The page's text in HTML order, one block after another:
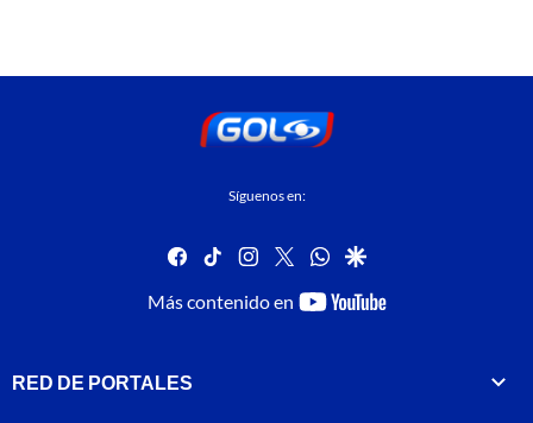
Síguenos en:
facebook
tiktok instagram
twitterwhatsapp
google
Más contenido en
youtube-
RED DE PORTALES